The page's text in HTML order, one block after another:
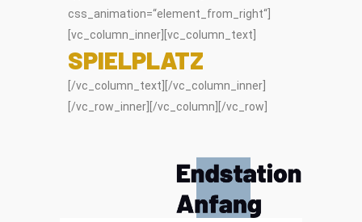
css_animation=“element_from_right“]
[vc_column_inner][vc_column_text]
SPIELPLATZ
[/vc_column_text][/vc_column_inner]
[/vc_row_inner][/vc_column][/vc_row]